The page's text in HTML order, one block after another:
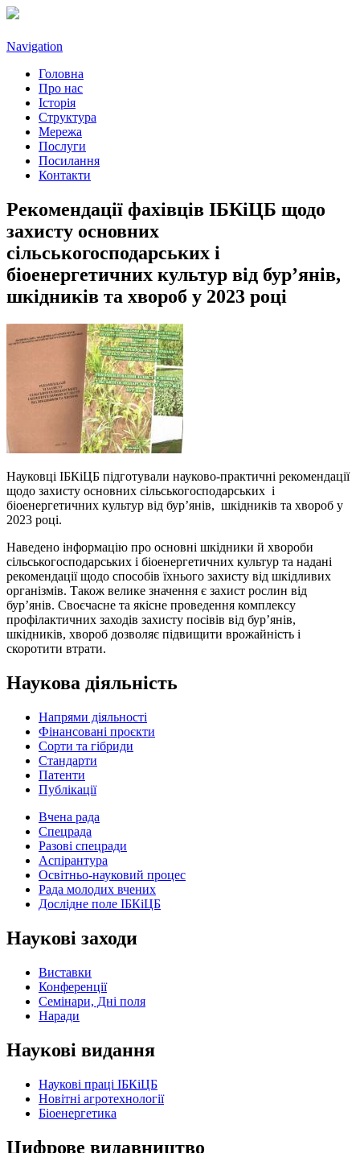
Navigation
Головна
Про нас
Історія
Структура
Мережа
Послуги
Посилання
Контакти
Рекомендації фахівців ІБКіЦБ щодо
захисту основних
сільськогосподарських і
біоенергетичних культур від бур’янів,
шкідників та хвороб у 2023 році
Науковці ІБКіЦБ підготували науково-практичні рекомендації
щодо захисту основних сільськогосподарських і
біоенергетичних культур від бур’янів, шкідників та хвороб у
2023 році.
Наведено інформацію про основні шкідники й хвороби
сільськогосподарських і біоенергетичних культур та надані
рекомендації щодо способів їхнього захисту від шкідливих
організмів. Також велике значення є захист рослин від
бур’янів. Своєчасне та якісне проведення комплексу
профілактичних заходів захисту посівів від бур’янів,
шкідників, хвороб дозволяє підвищити врожайність і
скоротити втрати.
Наукова діяльність
Напрями діяльності
Фінансовані проєкти
Сорти та гібриди
Стандарти
Патенти
Публікації
Вчена рада
Спецрада
Разові спецради
Аспірантура
Освітньо-науковий процес
Рада молодих вчених
Дослідне поле ІБКіЦБ
Наукові заходи
Виставки
Конференції
Семінари, Дні поля
Наради
Наукові видання
Наукові праці ІБКіЦБ
Новітні агротехнології
Бiоенергетика
Цифрове видавництво